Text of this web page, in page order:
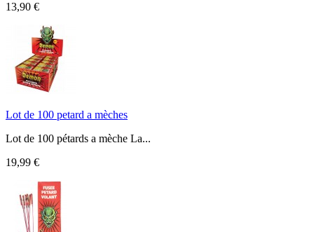
13,90 €
Lot de 100 petard a mèches
Lot de 100 pétards a mèche La...
19,99 €